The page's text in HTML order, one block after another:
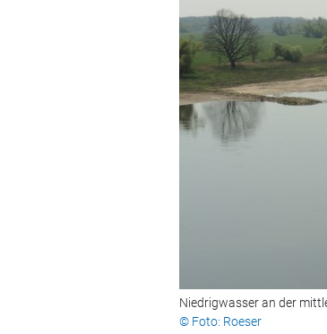
Niedrigwasser an der
© Foto: Roeser